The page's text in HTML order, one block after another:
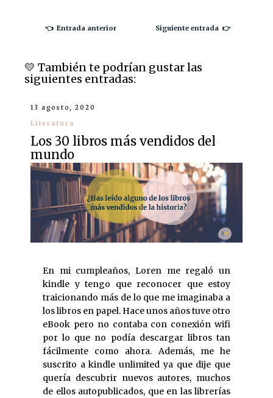
👈 Entrada anterior Siguiente entrada 👉
💛️ También te podrían gustar las
siguientes entradas:
13 agosto, 2020
Literatura
Los 30 libros más vendidos del
mundo
En mi cumpleaños, Loren me regaló un
kindle y tengo que reconocer que estoy
traicionando más de lo que me imaginaba a
los libros en papel. Hace unos años tuve otro
eBook pero no contaba con conexión wifi
por lo que no podía descargar libros tan
fácilmente como ahora. Además, me he
suscrito a kindle unlimited ya que dije que
quería descubrir nuevos autores, muchos
de ellos autopublicados, que en las librerías